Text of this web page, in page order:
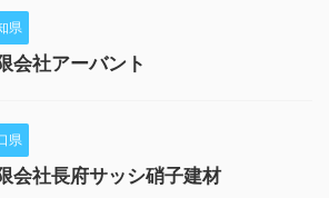
県
会社アーバント
県
会社長府サッシ硝子建材